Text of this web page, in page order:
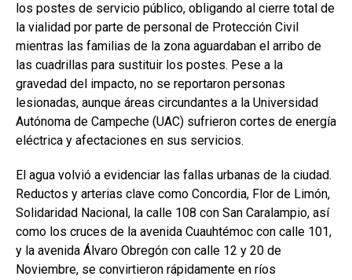
los postes de servicio público, obligando al cierre total de
la vialidad por parte de personal de Protección Civil
mientras las familias de la zona aguardaban el arribo de
las cuadrillas para sustituir los postes. Pese a la
gravedad del impacto, no se reportaron personas
lesionadas, aunque áreas circundantes a la Universidad
Autónoma de Campeche (UAC) sufrieron cortes de energía
eléctrica y afectaciones en sus servicios.
El agua volvió a evidenciar las fallas urbanas de la ciudad.
Reductos y arterias clave como Concordia, Flor de Limón,
Solidaridad Nacional, la calle 108 con San Caralampio, así
como los cruces de la avenida Cuauhtémoc con calle 101,
y la avenida Álvaro Obregón con calle 12 y 20 de
Noviembre, se convirtieron rápidamente en ríos